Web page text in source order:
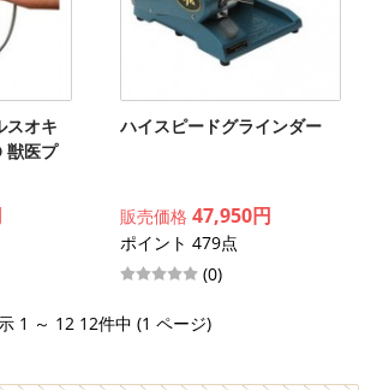
スオキ
獣医プ
ハイスピードグラインダー
販売価格 47,950円
ポイント 479点
(0)
1 ～ 12 12件中 (1 ページ)